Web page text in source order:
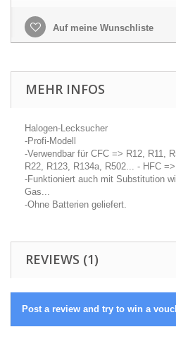
Auf meine Wunschliste
MEHR INFOS
Halogen-Lecksucher
-Profi-Modell
-Verwendbar für CFC => R12, R11,
R22, R123, R134a, R502... - HFC
-Funktioniert auch mit Substitution
Gas...
-Ohne Batterien geliefert.
REVIEWS (1)
Post a review and try to win a